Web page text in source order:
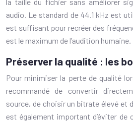
audio. Le standard de 44.1 kHz est
est suffisant pour recréer des
est le maximum de l’audition humaine.
Préserver la qualité : les
Pour minimiser la perte de qualité
recommandé de convertir
source, de choisir un bitrate élevé et
est également important d’éviter de